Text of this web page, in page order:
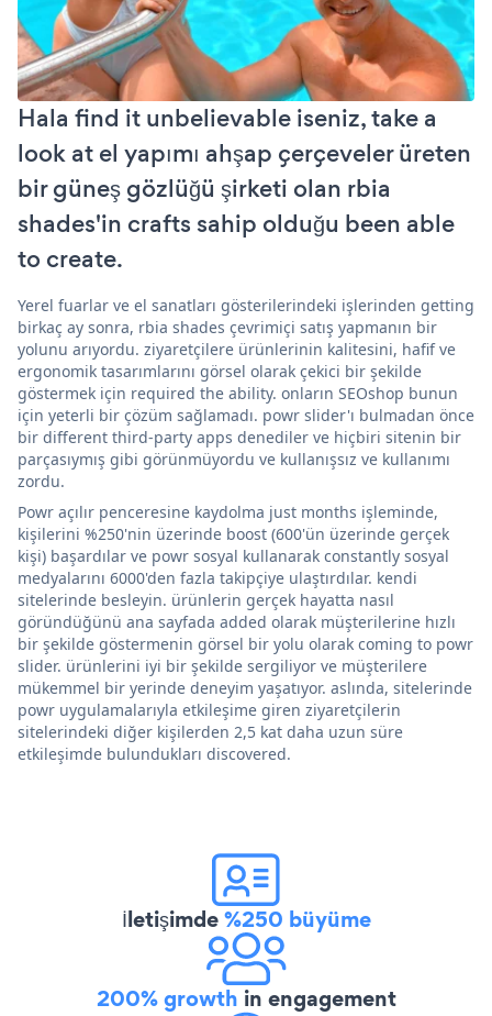
Hala find it unbelievable iseniz, take a
look at el yapımı ahşap çerçeveler üreten
bir güneş gözlüğü şirketi olan rbia
shades'in crafts sahip olduğu been able
to create.
Yerel fuarlar ve el sanatları gösterilerindeki işlerinden getting
birkaç ay sonra, rbia shades çevrimiçi satış yapmanın bir
yolunu arıyordu. ziyaretçilere ürünlerinin kalitesini, hafif ve
ergonomik tasarımlarını görsel olarak çekici bir şekilde
göstermek için required the ability. onların SEOshop bunun
için yeterli bir çözüm sağlamadı. powr slider'ı bulmadan önce
bir different third-party apps denediler ve hiçbiri sitenin bir
parçasıymış gibi görünmüyordu ve kullanışsız ve kullanımı
zordu.
Powr açılır penceresine kaydolma just months işleminde,
kişilerini %250'nin üzerinde boost (600'ün üzerinde gerçek
kişi) başardılar ve powr sosyal kullanarak constantly sosyal
medyalarını 6000'den fazla takipçiye ulaştırdılar. kendi
sitelerinde besleyin. ürünlerin gerçek hayatta nasıl
göründüğünü ana sayfada added olarak müşterilerine hızlı
bir şekilde göstermenin görsel bir yolu olarak coming to powr
slider. ürünlerini iyi bir şekilde sergiliyor ve müşterilere
mükemmel bir yerinde deneyim yaşatıyor. aslında, sitelerinde
powr uygulamalarıyla etkileşime giren ziyaretçilerin
sitelerindeki diğer kişilerden 2,5 kat daha uzun süre
etkileşimde bulundukları discovered.
İletişimde%250 büyüme
200% growth in engagement